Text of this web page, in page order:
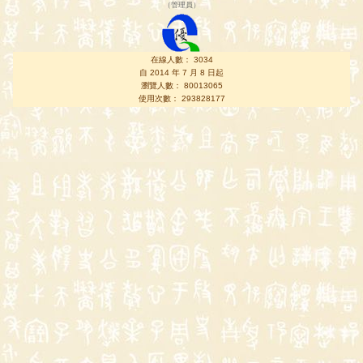
（管理員 ）
在線人數： 3034
自 2014 年 7 月 8 日起
瀏覽人數： 80013065
使用次數： 293828177